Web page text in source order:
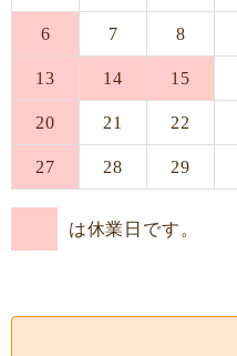
6 7 8
13 14 15
20 21 22
27 28 29
は休業日です。